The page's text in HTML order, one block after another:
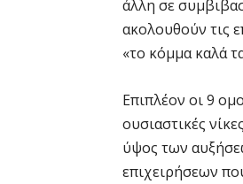
άλλη σε
ακολουθούν τις
«το κόμμα καλά
Επιπλέον οι 9
ουσιαστικές
ύψος των
επιχειρήσεων